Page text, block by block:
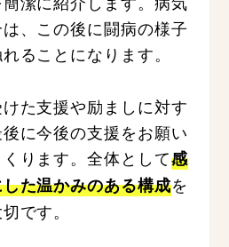
、この後に闘病の様子
ることになります。
た支援や励ましに対す
に今後の支援をお願い
ります。全体として感
た温かみのある構成を
です。